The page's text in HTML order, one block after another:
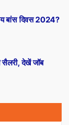
सैलरी, देखें जॉब
बांस दिवस 2024?